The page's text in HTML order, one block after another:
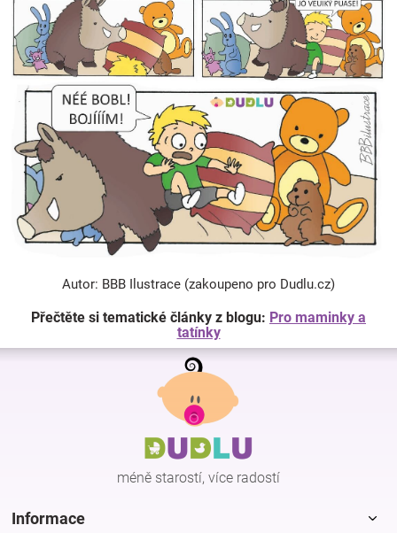
Autor: BBB Ilustrace (zakoupeno pro Dudlu.cz)
Přečtěte si tematické články z blogu: Pro maminky a
tatínky
Z
méně starostí, více radostí
Informace